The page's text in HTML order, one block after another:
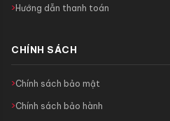
Hướng dẫn thanh toán
CHÍNH SÁCH
Chính sách bảo mật
Chính sách bảo hành